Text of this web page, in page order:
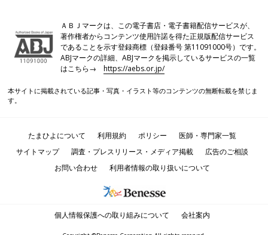
ＡＢＪマークは、この電子書店・電子書籍配信サービスが、
著作権者からコンテンツ使用許諾を得た正規版配信サービス
であることを示す登録商標（登録番号 第11091000号）です。
ABJマークの詳細、ABJマークを掲示しているサービスの一覧
はこちら→https://aebs.or.jp/
本サイトに掲載されている記事・写真・イラスト等のコンテンツの無断転載を禁じま
す。
たまひよについて 利用規約 ポリシー
医師・専門家一覧
サイトマップ
調査・プレスリリース・メディア掲載
広告のご相談
お問い合わせ
利用者情報の取り扱いについて
個人情報保護への取り組みについて 会社案内